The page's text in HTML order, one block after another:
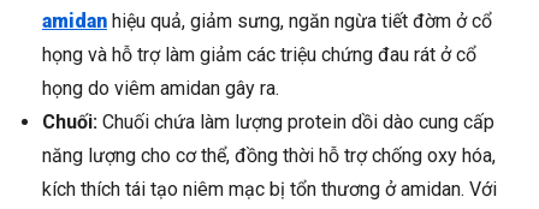
amidan hiệu quả, giảm sưng, ngăn ngừa tiết đờm ở cổ
họng và hỗ trợ làm giảm các triệu chứng đau rát ở cổ
họng do viêm amidan gây ra.
Chuối: Chuối chứa làm lượng protein dồi dào cung cấp
năng lượng cho cơ thể, đồng thời hỗ trợ chống oxy hóa,
kích thích tái tạo niêm mạc bị tổn thương ở amidan. Với